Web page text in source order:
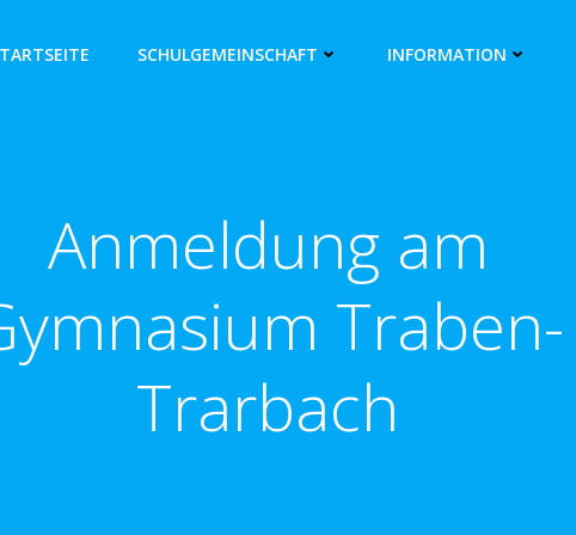
SCHULGEMEINSCHAFT INFORMATION
Anmeldung am
Traben-
Trarbach